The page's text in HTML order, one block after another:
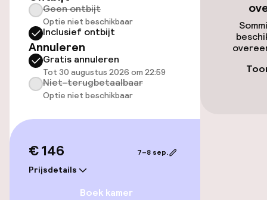
Luchthavenshuttle
Transferservice
Toegankelijkheid
Zwemmen & wellness
Zoetwater buitenzwembad
Geen ontbijt
Optie niet beschikbaar
Inclusief ontbijt
Annuleren
Gratis annuleren
Tot 30 augustus 2026 om 22:59
Niet-terugbetaalbaar
Optie niet beschikbaar
€ 146
Prijsdetails
7–8 sep.
Boek kamer